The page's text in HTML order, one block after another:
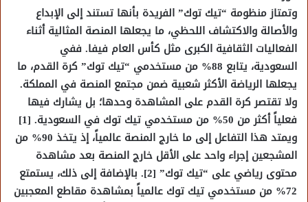
وتمتاز منظومة “تيك توك” الفريدة بأنها تستند إلى الإبداع
والأصالة والاكتشاف اللحظي، ما يجعلها المنصة المثالية أثناء
الفعاليات الثقافية الكبرى مثل كأس العام فيفا. ففي
السعودية، يتابع 88% من مستخدمي “تيك توك” كرة القدم، ما
يجعلها الرياضة الأكثر شعبية ضمن مجتمع المنصة في المملكة.
ولا تقتصر كرة القدم على المشاهدة وحدها؛ بل يشارك فيها
فعلياً أكثر من 50% من مستخدمي تيك توك في السعودية. [1]
ويمتد هذا التفاعل إلى ما خارج المنصة عالمياً، إذ يتخذ 90% من
المشجعين إجراء واحد على الأقل خارج المنصة بعد مشاهدة
محتوى رياضي على “تيك توك” [2]. بالإضافة إلى ذلك، يستمتع
72% من مستخدمي تيك توك عالمياً بمشاهدة مقاطع المعجبين